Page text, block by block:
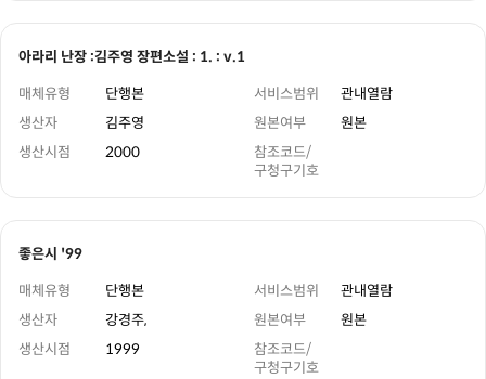
아라리 난장 :김주영 장편소설 : 1. : v.1
매체유형
단행본 서비스범위
관내열람
생산자
김주영 원본여부
원본
생산시점
2000
참조코드/
구청구기호
좋은시 '99
매체유형
단행본 서비스범위
관내열람
생산자
강경주, 원본여부
원본
생산시점
1999
참조코드/
구청구기호